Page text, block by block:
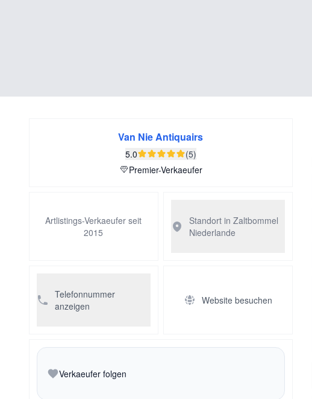
Van Nie Antiquairs
5.0
(5)
Premier-Verkaeufer
Artlistings-Verkaeufer seit
2015
Standort in Zaltbommel
Niederlande
Telefonnummer
anzeigen
Website besuchen
Verkaeufer folgen